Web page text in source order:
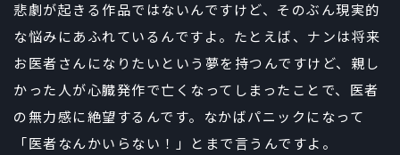
悲劇が起きる作品ではないんですけど、そのぶん現実的
な悩みにあふれているんですよ。たとえば、ナンは将来
お医者さんになりたいという夢を持つんですけど、親し
かった人が心臓発作で亡くなってしまったことで、医者
の無力感に絶望するんです。なかばパニックになって
「医者なんかいらない！」とまで言うんですよ。